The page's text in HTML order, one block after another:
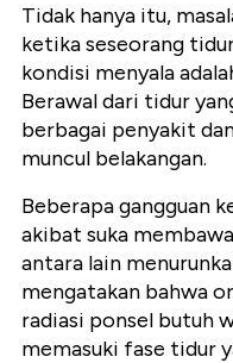
Tidak hanya itu,
ketika seseorang
kondisi menyala
Berawal dari tidur
berbagai penyakit
muncul belakangan.
Beberapa gangguan
akibat suka
antara lain
mengatakan bahwa
radiasi ponsel butuh
memasuki fase tidur